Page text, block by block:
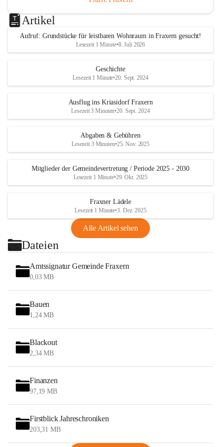
Artikel
Aufruf: Grundstücke für leistbaren Wohnraum in Fraxern gesucht!
Lesezeit 1 Minute•8. Juli 2026
Geschichte
Lesezeit 1 Minute•20. Sept. 2024
Ausflug ins Kriasidorf Fraxern
Lesezeit 3 Minuten•20. Sept. 2024
Abgaben & Gebühren
Lesezeit 3 Minuten•25. Nov. 2025
Mitglieder der Gemeindevertretung / Periode 2025 - 2030
Lesezeit 1 Minute•29. Okt. 2025
Fraxner Lädele
Lesezeit 1 Minute•3. Dez. 2025
Alle Artikel sehen
Dateien
Amtssignatur Gemeinde Fraxern
0,03 MB
Bauen
1,24 MB
Blackout
2,34 MB
Finanzen
97,19 MB
Firstblick Jahreschroniken
203,31 MB